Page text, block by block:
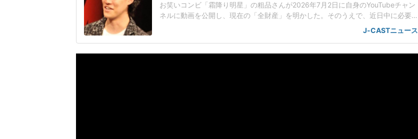
お笑いコンビ「霜降り明星」の粗品さんが2026年7月2日に自身のYouTubeチャン
ネルに動画を公開し、現在の「全財産」を明かした。そのうえで、近日中に必要
な金額に足りないとして、お金を貸してくれる人を募った。「多分一文無しにな
ってると思うんですよ」粗品さんは「人生終わったかもしれん」と題した動画
J-CASTニュース